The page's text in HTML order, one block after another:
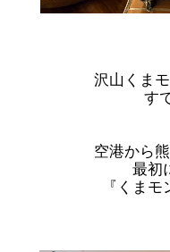
沢山くま
す
空港から
最初
『くまモ